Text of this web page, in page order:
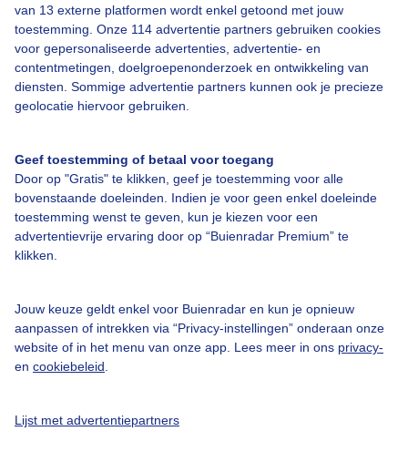
van 13 externe platformen wordt enkel getoond met jouw
toestemming. Onze 114 advertentie partners gebruiken cookies
voor gepersonaliseerde advertenties, advertentie- en
contentmetingen, doelgroepenonderzoek en ontwikkeling van
diensten. Sommige advertentie partners kunnen ook je precieze
geolocatie hiervoor gebruiken.
Geef toestemming of betaal voor toegang
Door op "Gratis" te klikken, geef je toestemming voor alle
bovenstaande doeleinden. Indien je voor geen enkel doeleinde
toestemming wenst te geven, kun je kiezen voor een
advertentievrije ervaring door op “Buienradar Premium” te
klikken.
Jouw keuze geldt enkel voor Buienradar en kun je opnieuw
aanpassen of intrekken via “Privacy-instellingen” onderaan onze
website of in het menu van onze app. Lees meer in ons privacy-
en cookiebeleid
Lijst met advertentiepartners
Over Buienradar
Bedrijfsgegevens
Contact
Toegankelijkheid
Gebruikersvoorwaarden
Adverteren
Privacy beleid
Cookie beleid